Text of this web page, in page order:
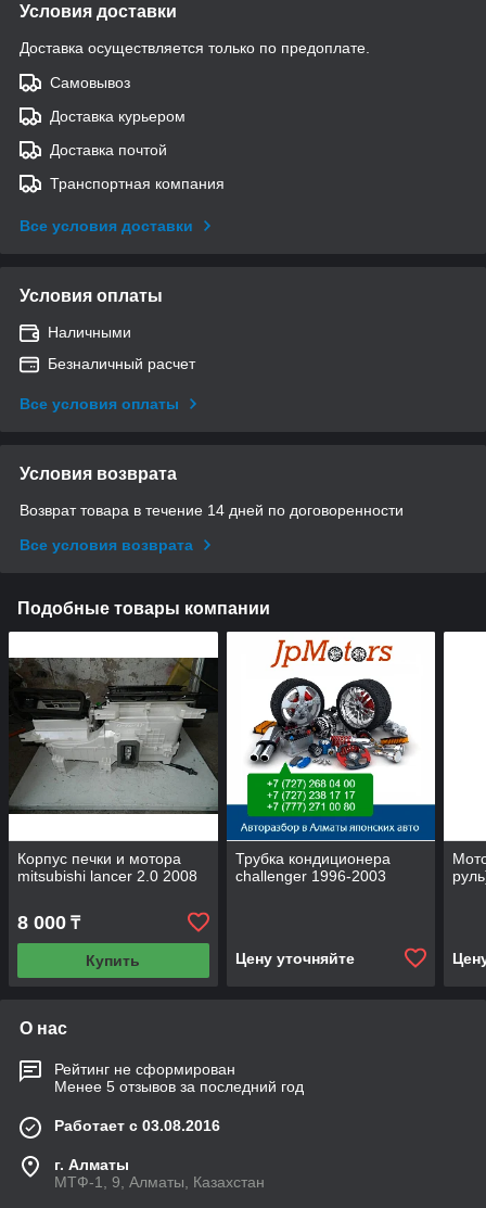
Условия доставки
Доставка осуществляется только по предоплате.
Самовывоз
Доставка курьером
Доставка почтой
Транспортная компания
Все условия доставки
Условия оплаты
Наличными
Безналичный расчет
Все условия оплаты
Условия возврата
Возврат товара в течение 14 дней по договоренности
Все условия возврата
Подобные товары компании
Корпус печки и мотора
mitsubishi lancer 2.0 2008
8 000 ₸
Купить
Трубка кондиционера
challenger 1996-2003
Цену уточняйте
О нас
Рейтинг не сформирован
Менее 5 отзывов за последний год
Работает с 03.08.2016
г. Алматы
МТФ-1, 9, Алматы, Казахстан